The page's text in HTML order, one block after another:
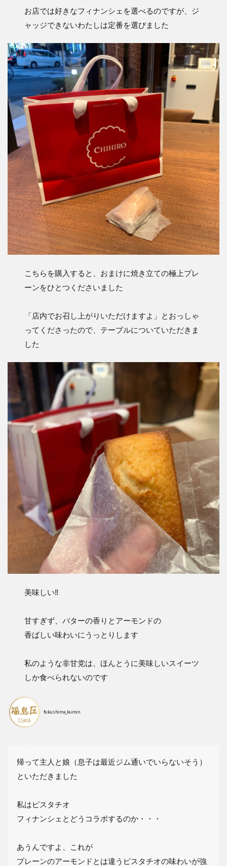
お店では好きなフィナンシェを選べるのですが、ジ
ャッジできないわたしは定番を選びました
こちらを購入すると、おまけに焼き立ての極上プレ
ーンをひとつくださいました
「店内でお召し上がりいただけますよ」とおっしゃ
ってくださったので、テーブルについていただきま
した
美味しい‼︎
甘すぎず、バターの香りとアーモンドの
香ばしい味わいにうっとりします
私のような非甘党は、ほんとうに美味しいスイーツ
しか食べられないのです
fukushima_kumin
帰って主人と娘（息子は最近ジム通いでいらないそう）
といただきました
私はピスタチオ
フィナンシェとどうコラボするのか・・・
あうんですよ、これが
プレーンのアーモンドとは違うピスタチオの味わいが強